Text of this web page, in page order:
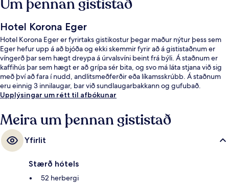
Um þennan gististað
Hotel Korona Eger
Hotel Korona Eger er fyrirtaks gistikostur þegar maður nýtur þess sem
Eger hefur upp á að bjóða og ekki skemmir fyrir að á gististaðnum er
víngerð þar sem hægt dreypa á úrvalsvíni beint frá býli. Á staðnum er
kaffihús þar sem hægt er að grípa sér bita, og svo má láta stjana við sig
með því að fara í nudd, andlitsmeðferðir eða líkamsskrúbb. Á staðnum
eru einnig 3 innilaugar, bar við sundlaugarbakkann og gufubað.
Upplýsingar um rétt til afbókunar
Meira um þennan gististað
Yfirlit
Stærð hótels
52 herbergi